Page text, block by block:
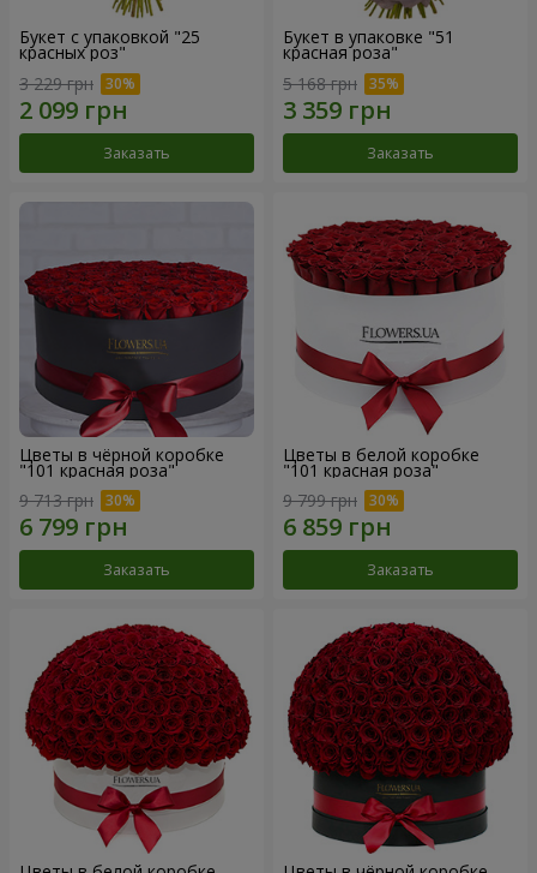
Букет с упаковкой "25
красных роз"
3 229 грн
Заказать
Букет в упаковке "51
красная роза"
5 168 грн
Заказать
Цветы в чёрной коробке
"101 красная роза"
9 713 грн
Заказать
Цветы в белой коробке
"101 красная роза"
9 799 грн
Заказать